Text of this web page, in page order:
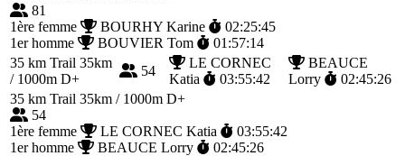
81
1ère femme
BOURHY Karine
02:25:45
1er homme
BOUVIER Tom
01:57:14
35 km Trail 35km
/ 1000m D+
54
LE CORNEC
Katia
03:55:42
BEAUCE
Lorry
02:45:26
35 km Trail 35km / 1000m D+
54
1ère femme
LE CORNEC Katia
03:55:42
1er homme
BEAUCE Lorry
02:45:26